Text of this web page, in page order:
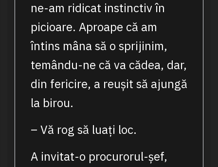
ne-am ridicat instinctiv în
picioare. Aproape că am
întins mâna să o sprijinim,
temându-ne că va cădea, dar,
din fericire, a reușit să ajungă
la birou.
– Vă rog să luați loc.
A invitat-o procurorul-șef,